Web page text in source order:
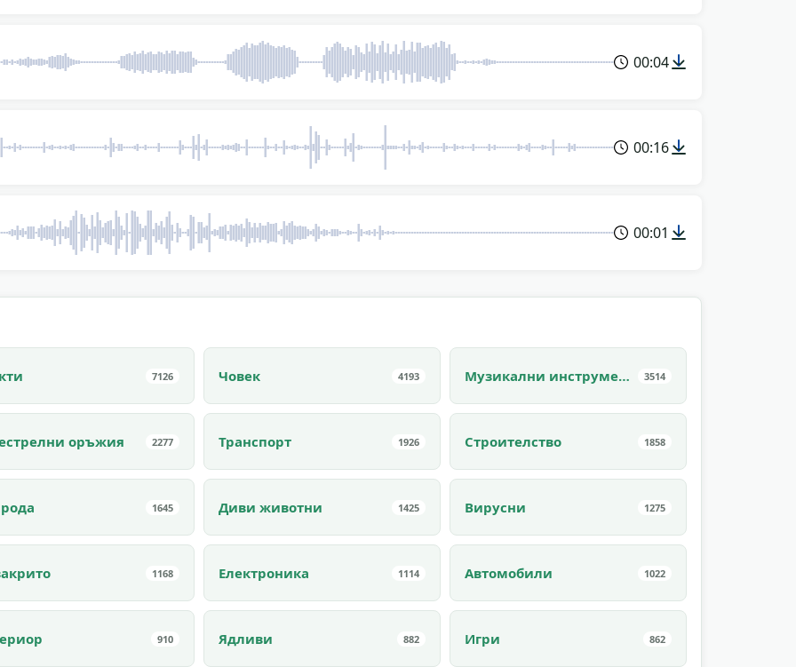
00:04
00:16
00:01
7126 Човек 4193 Музикални инструменти 3514
оръжия 2277 Транспорт 1926 Строителство 1858
1645 Диви животни 1425 Вирусни 1275
1168 Електроника 1114 Автомобили 1022
910 Ядливи 882 Игри 862